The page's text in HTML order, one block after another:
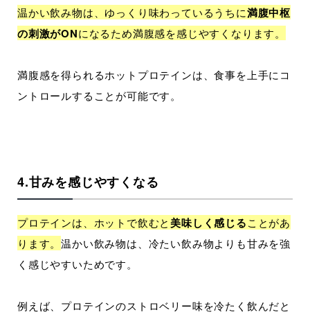
温かい飲み物は、ゆっくり味わっているうちに満腹中枢
の刺激がONになるため満腹感を感じやすくなります。
満腹感を得られるホットプロテインは、食事を上手にコ
ントロールすることが可能です。
4.甘みを感じやすくなる
プロテインは、ホットで飲むと美味しく感じることがあ
ります。温かい飲み物は、冷たい飲み物よりも甘みを強
く感じやすいためです。
例えば、プロテインのストロベリー味を冷たく飲んだと